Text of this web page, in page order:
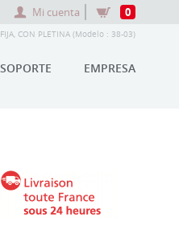
Mi cuenta 0
FIJA, CON PLETINA (Modelo : 38-03)
SOPORTE EMPRESA